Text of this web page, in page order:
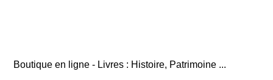
Boutique en ligne - Livres : Histoire, Patrimoine ...